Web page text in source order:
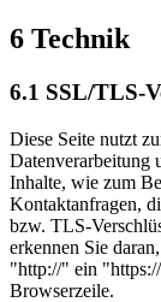
6 Technik
6.1 SSL/TLS-
Diese Seite nutzt
Datenverarbeitung
Inhalte, wie zum
Kontaktanfragen,
bzw. TLS-
erkennen Sie
"http://" ein
Browserzeile.